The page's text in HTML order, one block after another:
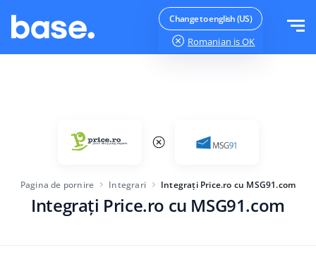
Change to english (US)
Romanian is OK
Manager comenzi
Manager produs
Mărimea companiei
Pentru startup-urile
Preturi
Logheaza-te
Pagina de pornire Integrari Integrați Price.ro cu MSG91.com
Integrați Price.ro cu MSG91.com